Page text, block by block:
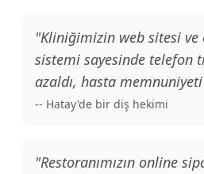
"Kliniğimizin web sitesi ve
sistemi sayesinde telefon
azaldı, hasta
-- Hatay'de bir diş hekimi
"Restoranımızın online